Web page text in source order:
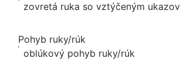
zovretá ruka so vztýčeným
Pohyb ruky/rúk
oblúkový pohyb ruky/rúk